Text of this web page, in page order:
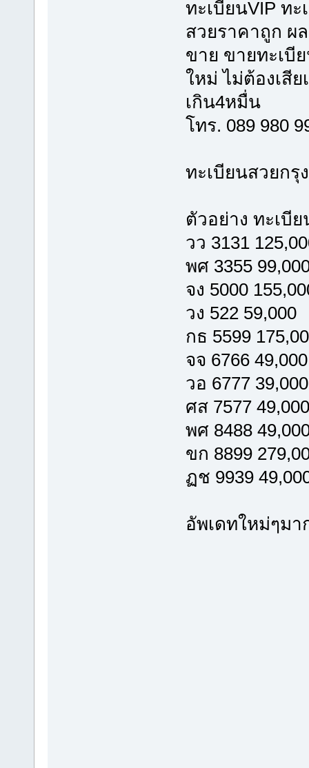
ทะเบียนVIP ท
สวยราคาถูก ผ
ขาย ขายทะเบี
ใหม่ ไม่ต้องเสีย
เกิน4หมื่น
โทร. 089 980
ทะเบียนสวยกรุ
ตัวอย่าง ทะเบี
วว 3131
พศ 3355
จง 5000
วง 522 59,000
กธ 5599
จจ 6766 49,000
วอ 6777 39,000
ศส 7577 49,000
พศ 8488
ขก 8899
ฏช 9939
อัพเดทใหม่ๆม